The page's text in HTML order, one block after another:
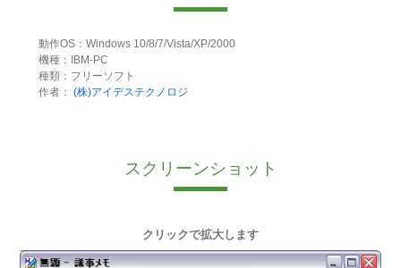
動作OS：Windows 10/8/7/Vista/XP/2000
機種：IBM-PC
種類：フリーソフト
作者： (株)アイデステクノロジ
スクリーンショット
クリックで拡大します